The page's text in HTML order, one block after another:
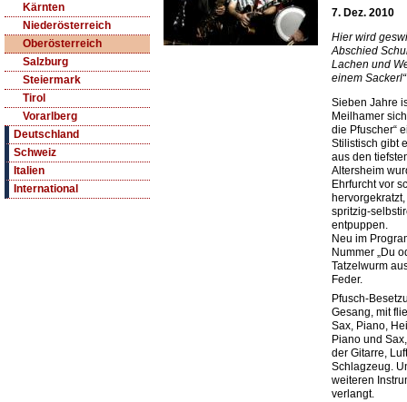
Kärnten
Niederösterreich
Oberösterreich
Salzburg
Steiermark
Tirol
Vorarlberg
Deutschland
Schweiz
Italien
International
7. Dez. 2010
Hier wird
Abschied
Lachen und
einem
Sieben Jahre
Meilhamer
die Pfuscher“
Stilistisch gibt
aus den
Altersheim
Ehrfurcht vor
spritzig-
entpuppen.
Neu im
Nummer „Du
Tatzelwurm
Feder.
Pfusch-
Gesang, mit
Sax, Piano,
Piano und
der Gitarre,
Schlagzeug.
weiteren
verlangt.